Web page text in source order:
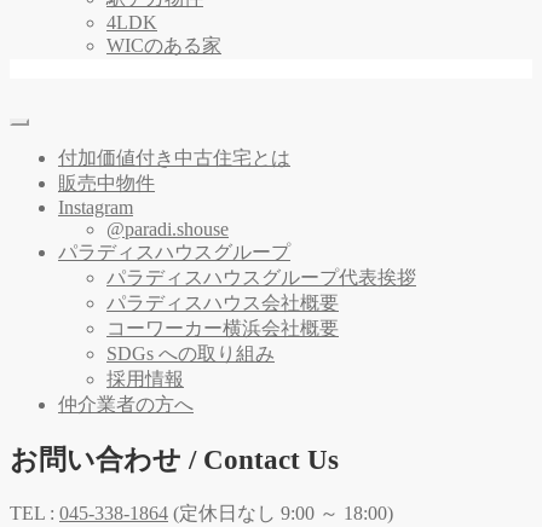
4LDK
WICのある家
付加価値付き中古住宅とは
販売中物件
Instagram
@paradi.shouse
パラディスハウスグループ
パラディスハウスグループ代表挨拶
パラディスハウス会社概要
コーワーカー横浜会社概要
SDGs への取り組み
採用情報
仲介業者の方へ
お問い合わせ / Contact Us
TEL : 045-338-1864 (定休日なし 9:00 ～ 18:00)